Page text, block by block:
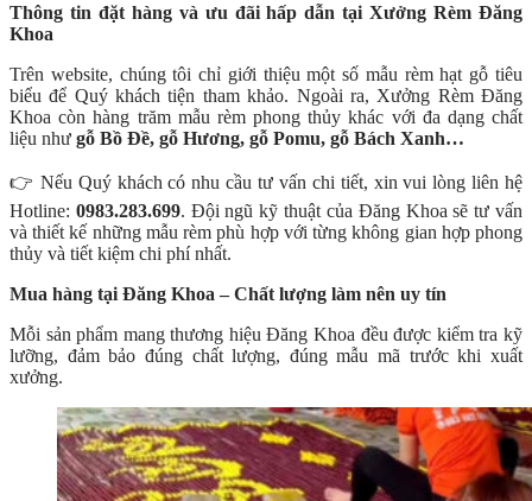
Thông tin đặt hàng và ưu đãi hấp dẫn tại Xưởng Rèm Đăng
Khoa
Trên website, chúng tôi chỉ giới thiệu một số mẫu rèm hạt gỗ tiêu
biểu để Quý khách tiện tham khảo. Ngoài ra, Xưởng Rèm Đăng
Khoa còn hàng trăm mẫu rèm phong thủy khác với đa dạng chất
liệu như gỗ Bồ Đề, gỗ Hương, gỗ Pomu, gỗ Bách Xanh…
👉 Nếu Quý khách có nhu cầu tư vấn chi tiết, xin vui lòng liên hệ
Hotline: 0983.283.699. Đội ngũ kỹ thuật của Đăng Khoa sẽ tư vấn
và thiết kế những mẫu rèm phù hợp với từng không gian hợp phong
thủy và tiết kiệm chi phí nhất.
Mua hàng tại Đăng Khoa – Chất lượng làm nên uy tín
Mỗi sản phẩm mang thương hiệu Đăng Khoa đều được kiểm tra kỹ
lưỡng, đảm bảo đúng chất lượng, đúng mẫu mã trước khi xuất
xưởng.